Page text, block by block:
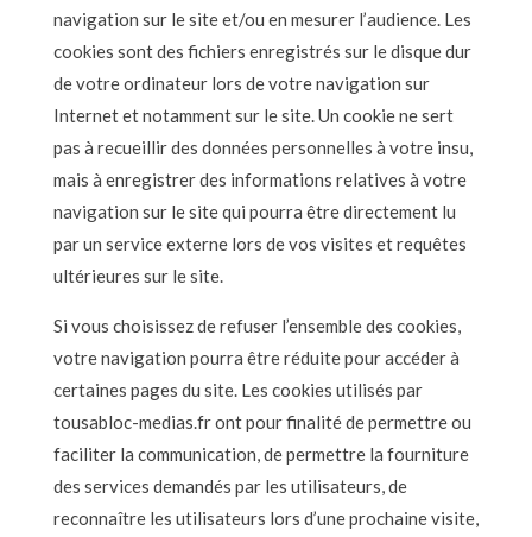
navigation sur le site et/ou en mesurer l’audience. Les
cookies sont des fichiers enregistrés sur le disque dur
de votre ordinateur lors de votre navigation sur
Internet et notamment sur le site. Un cookie ne sert
pas à recueillir des données personnelles à votre insu,
mais à enregistrer des informations relatives à votre
navigation sur le site qui pourra être directement lu
par un service externe lors de vos visites et requêtes
ultérieures sur le site.
Si vous choisissez de refuser l’ensemble des cookies,
votre navigation pourra être réduite pour accéder à
certaines pages du site. Les cookies utilisés par
tousabloc-medias.fr ont pour finalité de permettre ou
faciliter la communication, de permettre la fourniture
des services demandés par les utilisateurs, de
reconnaître les utilisateurs lors d’une prochaine visite,